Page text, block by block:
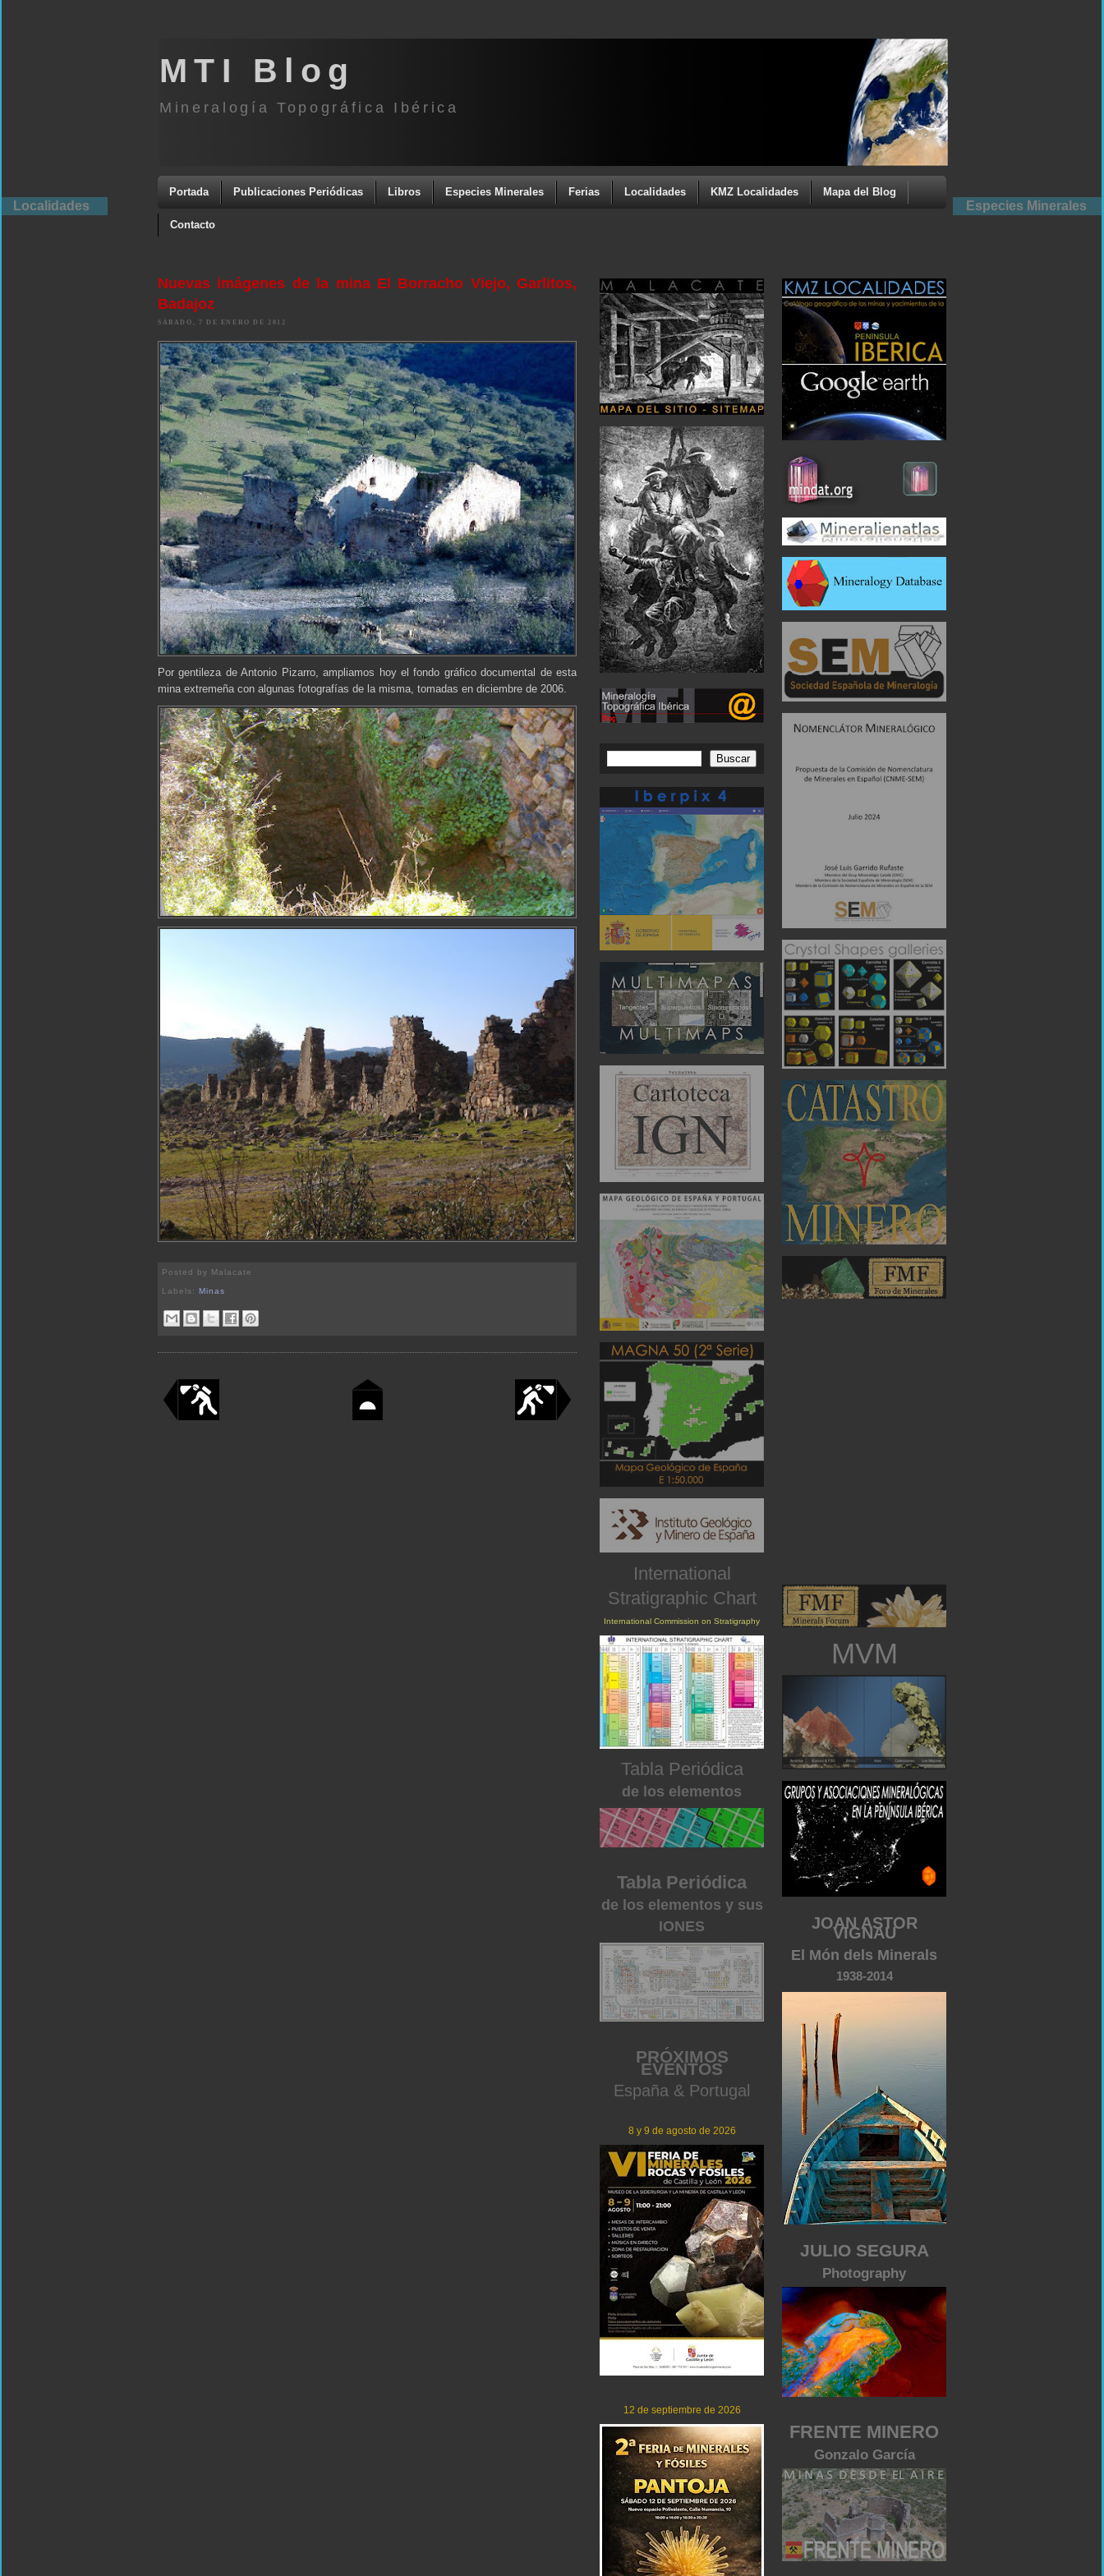
MTI Blog
Mineralogía Topográfica Ibérica
Portada Publicaciones Periódicas Libros Especies Minerales Ferias Localidades KMZ Localidades Mapa del Blog
Contacto
MVM
JOAN ASTOR
VIGNAU
El Món dels Minerals
1938-2014
JULIO SEGURA
Photography
FRENTE MINERO
Gonzalo García
Nuevas imágenes de la mina El Borracho Viejo, Garlitos,
Badajoz
SÁBADO, 7 DE ENERO DE 2012
Por gentileza de Antonio Pizarro, ampliamos hoy el fondo gráfico documental de esta
mina extremeña con algunas fotografías de la misma, tomadas en diciembre de 2006.
Posted by Malacate
Labels:Minas
International
Stratigraphic Chart
International Commission on Stratigraphy
Tabla Periódica
de los elementos
Tabla Periódica
de los elementos y sus
IONES
PRÓXIMOS
EVENTOS
España & Portugal
8 y 9 de agosto de 2026
12 de septiembre de 2026
Localidades Especies Minerales